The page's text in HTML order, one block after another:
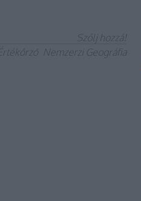
Szólj hozzá!
Nemzerzi Geográfia